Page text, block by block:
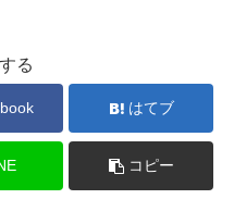
る
はてブ
コピー